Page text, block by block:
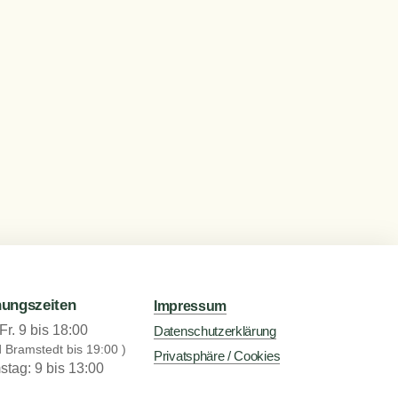
9 bis 18:00
Bramstedt bis 19:00 )
9 bis 13:00
Impressum
Datenschutzerklärung
Privatsphäre / Cookies